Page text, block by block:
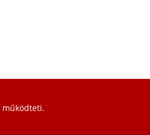
működteti.